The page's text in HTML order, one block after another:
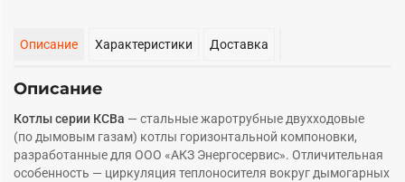
Описание Характеристики Доставка
Описание
Котлы серии КСВа — стальные жаротрубные двухходовые
(по дымовым газам) котлы горизонтальной компоновки,
разработанные для ООО «АКЗ Энергосервис». Отличительная
особенность — циркуляция теплоносителя вокруг дымогарных